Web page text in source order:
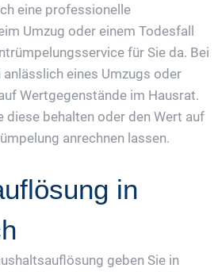
eine professionelle
Umzug oder einem Todesfall
für Sie da. Bei
eines Umzugs oder
Wertgegenstände im Hausrat.
diese behalten oder den Wert auf
anrechnen lassen.
in
geben Sie in